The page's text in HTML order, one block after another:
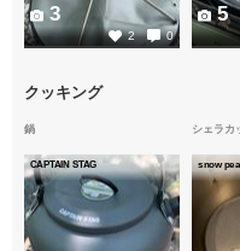
2 0
3 5
クッキング
鍋
CAPTAIN STAG
シェラカ
snow